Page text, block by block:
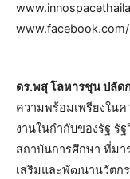
ดร.พสุ โลหารชุน ปลัด
ความพร้อมเพรียงใน
งานในกำกับของรัฐ รั
สถาบันการศึกษา ที่มา
เสริมและพัฒนานวัตก